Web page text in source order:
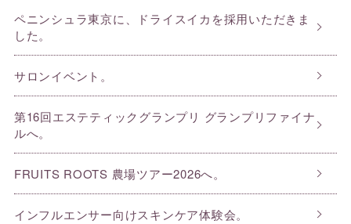
ペニンシュラ東京に、ドライスイカを採用いただきま
した。
サロンイベント。
第16回エステティックグランプリ グランプリファイナ
ルへ。
FRUITS ROOTS 農場ツアー2026へ。
インフルエンサー向けスキンケア体験会。